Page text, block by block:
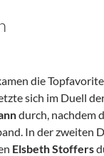
die
sich im Duell
durch, nachdem
In der zweiten
Elsbeth Stoffers